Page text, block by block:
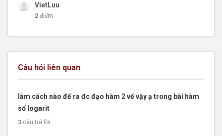
VietLuu
2 điểm
Câu hỏi liên quan
làm cách nào để ra đc đạo hàm 2 vế vậy ạ trong bài hàm
số logarit
3 câu trả lời